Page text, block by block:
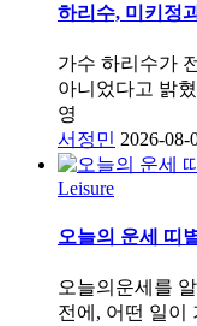
하리수, 미키정
가수 하리수가
아니었다고 밝
영
서정민 2026-08-
Leisure
오늘의 운세 띠
오늘의운세를
전에, 어떤 일이